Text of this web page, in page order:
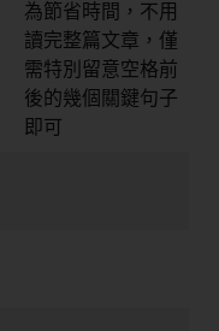
為節省時間，不用
讀完整篇文章，僅
需特別留意空格前
後的幾個關鍵句子
即可